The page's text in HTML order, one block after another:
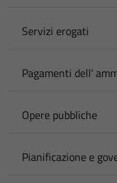
Servizi erogati
Pagamenti dell'
Opere pubbliche
Pianificazione e